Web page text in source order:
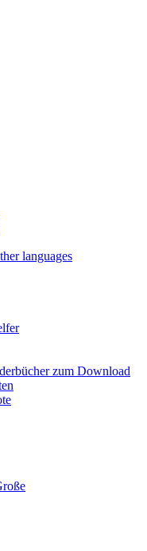
languages
zum Download